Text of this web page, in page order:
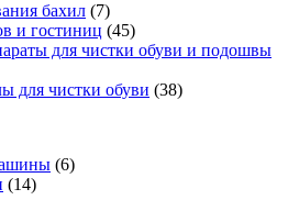
бахил (7)
и гостиниц (45)
для чистки обуви и подошвы
для чистки обуви (38)
(6)
(14)